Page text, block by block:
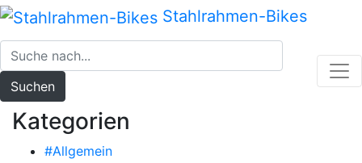
Zum
Inhalt
springen
Stahlrahmen-Bikes
Suchen
Kategorien
#Allgemein